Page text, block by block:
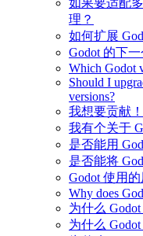
如果要适配
理？
如何扩展
Godot 的下
Which Godot
Should I
versions?
我想要贡献
我有个关于
是否能用
是否能将
Godot 使用
Why does
为什么
为什么